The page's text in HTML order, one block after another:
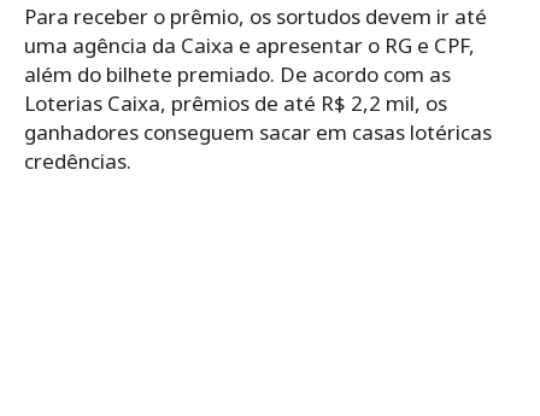
Para receber o prêmio, os sortudos devem ir até
uma agência da Caixa e apresentar o RG e CPF,
além do bilhete premiado. De acordo com as
Loterias Caixa, prêmios de até R$ 2,2 mil, os
ganhadores conseguem sacar em casas lotéricas
credências.